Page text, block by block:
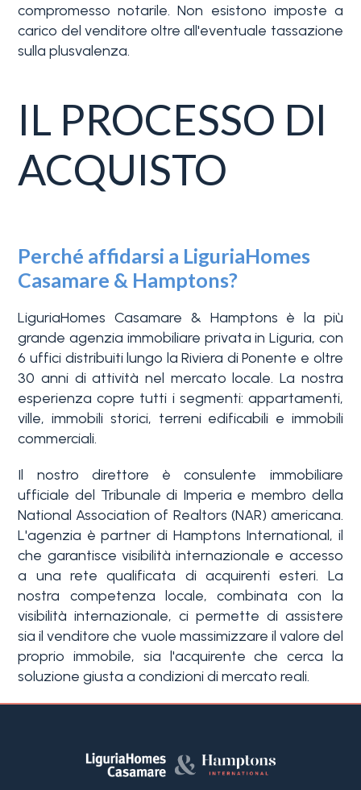
compromesso notarile. Non esistono imposte a
carico del venditore oltre all'eventuale tassazione
sulla plusvalenza.
IL PROCESSO DI
ACQUISTO
Perché affidarsi a LiguriaHomes
Casamare & Hamptons?
LiguriaHomes Casamare & Hamptons è la più
grande agenzia immobiliare privata in Liguria, con
6 uffici distribuiti lungo la Riviera di Ponente e oltre
30 anni di attività nel mercato locale. La nostra
esperienza copre tutti i segmenti: appartamenti,
ville, immobili storici, terreni edificabili e immobili
commerciali.
Il nostro direttore è consulente immobiliare
ufficiale del Tribunale di Imperia e membro della
National Association of Realtors (NAR) americana.
L'agenzia è partner di Hamptons International, il
che garantisce visibilità internazionale e accesso
a una rete qualificata di acquirenti esteri. La
nostra competenza locale, combinata con la
visibilità internazionale, ci permette di assistere
sia il venditore che vuole massimizzare il valore del
proprio immobile, sia l'acquirente che cerca la
soluzione giusta a condizioni di mercato reali.